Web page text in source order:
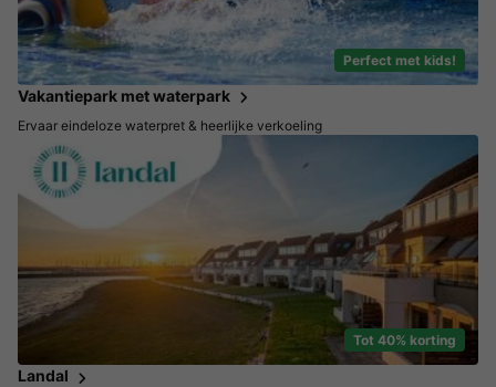
Perfect met kids!
Vakantiepark met waterpark
Ervaar eindeloze waterpret & heerlijke verkoeling
Tot 40% korting
Landal